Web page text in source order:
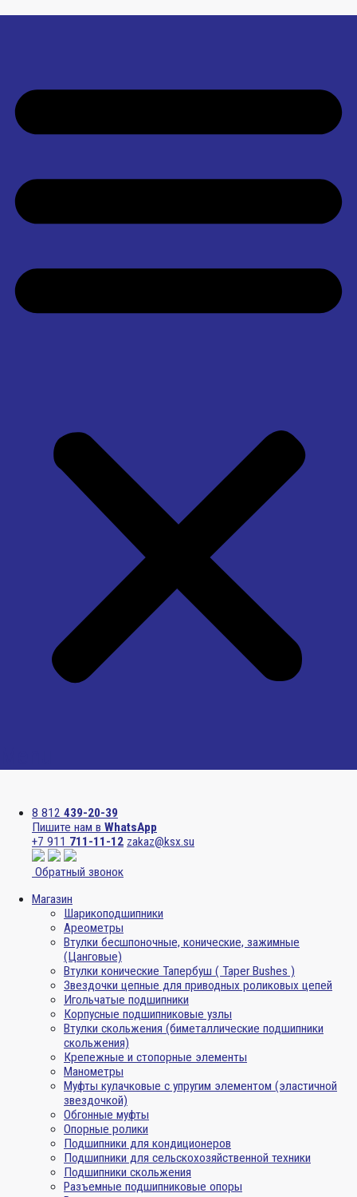
8 812 439-20-39
Пишите нам в WhatsApp
+7 911 711-11-12 zakaz@ksx.su
Обратный звонок
Магазин
Шарикоподшипники
Ареометры
Втулки бесшпоночные, конические, зажимные
(Цанговые)
Втулки конические Тапербуш ( Taper Bushes )
Звездочки цепные для приводных роликовых цепей
Игольчатые подшипники
Корпусные подшипниковые узлы
Втулки скольжения (биметаллические подшипники
скольжения)
Крепежные и стопорные элементы
Манометры
Муфты кулачковые с упругим элементом (эластичной
звездочкой)
Обгонные муфты
Опорные ролики
Подшипники для кондиционеров
Подшипники для сельскохозяйственной техники
Подшипники скольжения
Разъемные подшипниковые опоры